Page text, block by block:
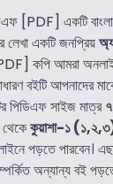
[PDF] একটি
একটি জনপ্রিয়
কপি আমরা
বইটি আপনাদের
পিডিএফ সাইজ মাত্র
কুয়াশা-১
পড়তে পারবেন।
অন্যান্য বই